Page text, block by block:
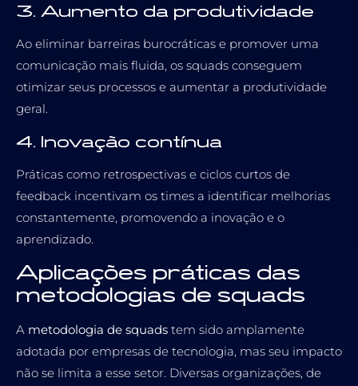
3. Aumento da produtividade
Ao eliminar barreiras burocráticas e promover uma
comunicação mais fluida, os squads conseguem
otimizar seus processos e aumentar a produtividade
geral.
4. Inovação contínua
Práticas como retrospectivas e ciclos curtos de
feedback incentivam os times a identificar melhorias
constantemente, promovendo a inovação e o
aprendizado.
Aplicações práticas das
metodologias de squads
A metodologia de squads tem sido amplamente
adotada por empresas de tecnologia, mas seu impacto
não se limita a esse setor. Diversas organizações, de